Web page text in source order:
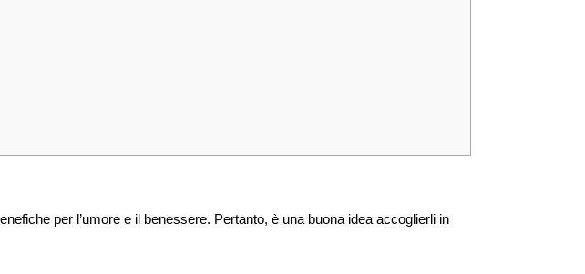
per l’umore e il benessere. Pertanto, è una buona idea accoglierli in